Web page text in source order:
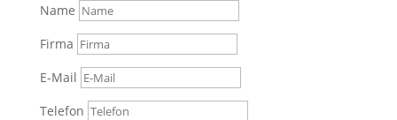
Name
Firma
E-Mail
Telefon